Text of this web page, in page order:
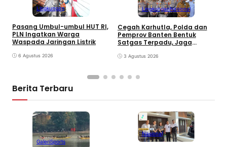
Lingkungan
Pasang Umbul-umbul HUT RI,
PLN Ingatkan Warga
Waspada Jaringan Listrik
6 Agustus 2026
LingkunganNasional
Cegah Karhutla, Polda dan
Pemprov Banten Bentuk
Satgas Terpadu, Jaga
3 Agustus 2026
Berita Terbaru
GaleriSports
Nasional